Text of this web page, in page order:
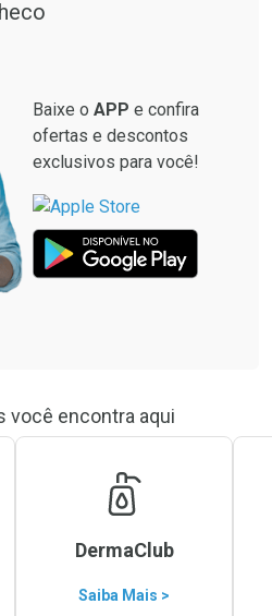
Baixe o APP e confira
ofertas e descontos
exclusivos para você!
você encontra aqui
DermaClub
Saiba Mais >